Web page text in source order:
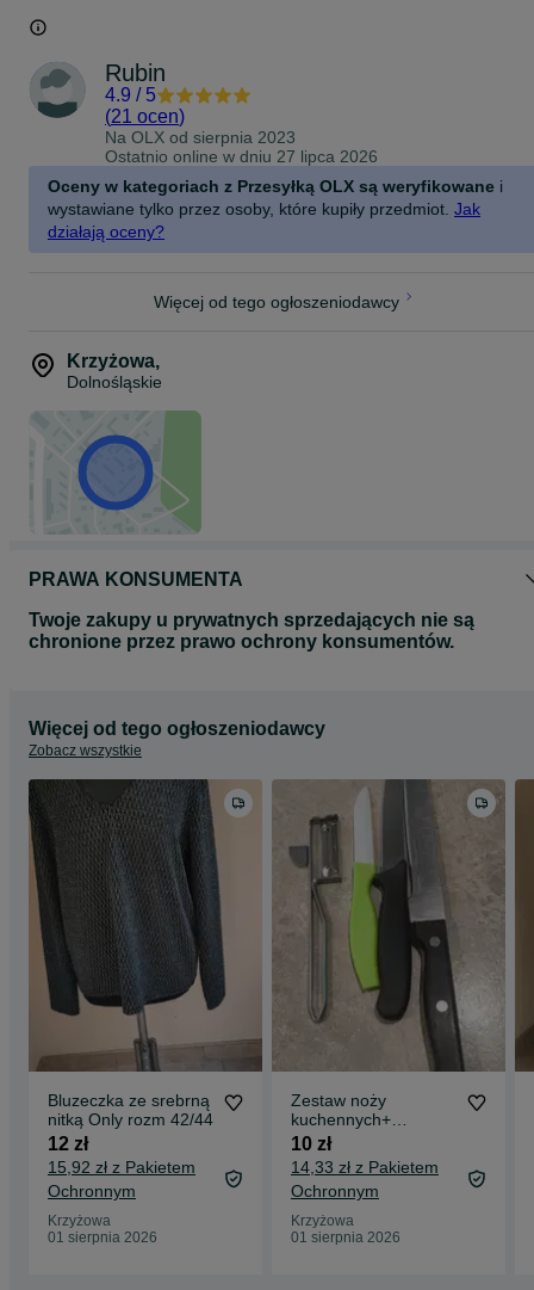
Rubin
4.9 / 5
(21 ocen)
Na OLX od sierpnia 2023
Ostatnio online w dniu 27 lipca 2026
Oceny w kategoriach z Przesyłką OLX są weryfikowane i
wystawiane tylko przez osoby, które kupiły przedmiot. Jak
działają oceny?
Więcej od tego ogłoszeniodawcy
Krzyżowa,
Dolnośląskie
PRAWA KONSUMENTA
Twoje zakupy u prywatnych sprzedających nie są
chronione przez prawo ochrony konsumentów.
Więcej od tego ogłoszeniodawcy
Zobacz wszystkie
Bluzeczka ze srebrną
nitką Only rozm 42/44
12 zł
15,92 zł z Pakietem
Ochronnym
Krzyżowa
01 sierpnia 2026
Zestaw noży
kuchennych+
obieraczka
10 zł
14,33 zł z Pakietem
Ochronnym
Krzyżowa
01 sierpnia 2026